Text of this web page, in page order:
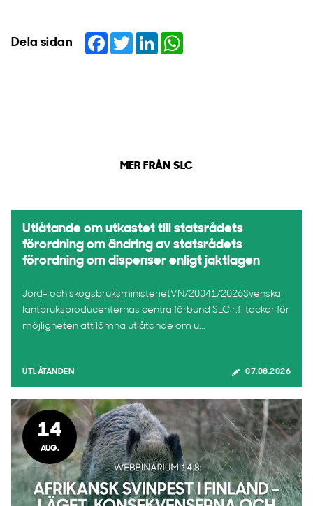
Dela sidan Facebook
TwitterLinkedIn
MER FRÅN SLC
Utlåtande om utkastet till statsrådets
förordning om ändring av statsrådets
förordning om dispenser enligt jaktlagen
Jord- och skogsbruksministerietVN/20041/2026Svenska
lantbruksproducenternas centralförbund SLC r.f. tackar för
möjligheten att lämna utlåtande om u...
UTLÅTANDEN 07.08.2026
14
AUG.